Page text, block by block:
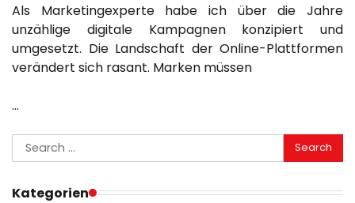
Als Marketingexperte habe ich über die Jahre
unzählige digitale Kampagnen konzipiert und
umgesetzt. Die Landschaft der Online-Plattformen
verändert sich rasant. Marken müssen
…
Search
for:
Kategorien